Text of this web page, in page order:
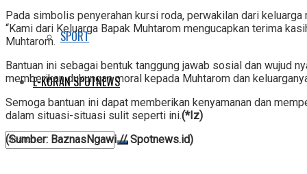
SPORT
E-KORAN SPOTNEWS
Pada simbolis penyerahan kursi roda, perwakilan dari
“Kami dari Keluarga Bapak Muhtarom mengucapkan terima
Muhtarom.
Bantuan ini sebagai bentuk tanggung jawab sosial dan wujud
memberikan dukungan moral kepada Muhtarom dan
Semoga bantuan ini dapat memberikan kenyamanan dan
dalam situasi-situasi sulit seperti ini.(*Iz)
(Sumber: BaznasNgawi // Spotnews.id)